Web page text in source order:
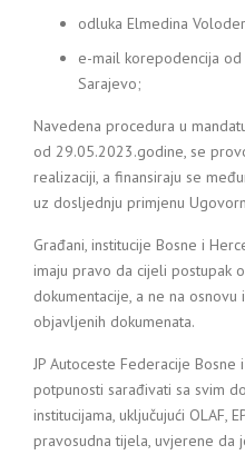
odluka Elmedina
e-mail korepodencija
Sarajevo;
Navedena procedura u
od 29.05.2023.godine, se
realizaciji, a finansiraju se
uz dosljednju primjenu
Građani, institucije Bosne i
imaju pravo da cijeli postupak
dokumentacije, a ne na
objavljenih dokumenata.
JP Autoceste Federacije
potpunosti sarađivati sa svim
institucijama, uključujući OLAF,
pravosudna tijela, uvjerene da